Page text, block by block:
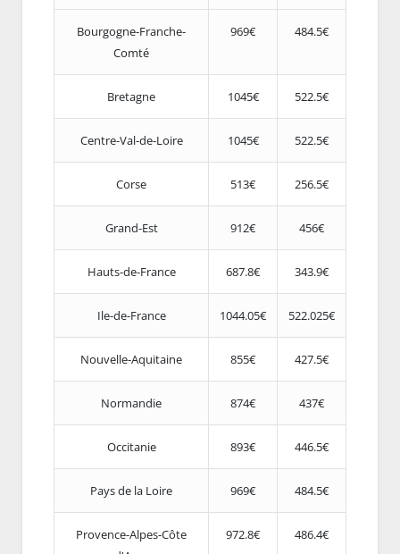
Bourgogne-Franche-
Comté
969€ 484.5€
Bretagne 1045€ 522.5€
Centre-Val-de-Loire 1045€ 522.5€
Corse 513€ 256.5€
Grand-Est 912€ 456€
Hauts-de-France 687.8€ 343.9€
Ile-de-France 1044.05€ 522.025€
Nouvelle-Aquitaine 855€ 427.5€
Normandie 874€ 437€
Occitanie 893€ 446.5€
Pays de la Loire 969€ 484.5€
Provence-Alpes-Côte
972.8€ 486.4€